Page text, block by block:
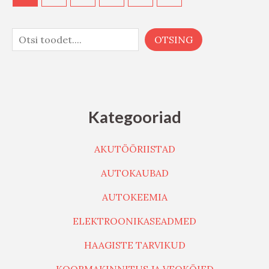
OTSING
Kategooriad
AKUTÖÖRIISTAD
AUTOKAUBAD
AUTOKEEMIA
ELEKTROONIKASEADMED
HAAGISTE TARVIKUD